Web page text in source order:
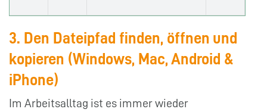
3. Den Dateipfad finden, öffnen und
kopieren (Windows, Mac, Android &
iPhone)
Im Arbeitsalltag ist es immer wieder